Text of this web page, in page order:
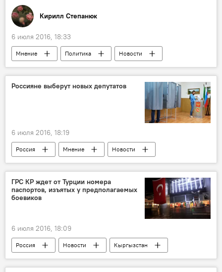
Кирилл Степанюк
6 июля 2016, 18:33
Мнение Политика
Новости
В мире
Турция
Реджеп Тайип Эрдоган
аэропорт
Россияне выберут новых депутатов
6 июля 2016, 18:19
Россия Мнение
Новости
В мире
Аналитика
выборы
партия
Выборы в Государственную Думу России
ГРС КР ждет от Турции номера
паспортов, изъятых у предполагаемых
боевиков
6 июля 2016, 18:09
Россия Новости
Кыргызстан
Общество
В мире
Турция